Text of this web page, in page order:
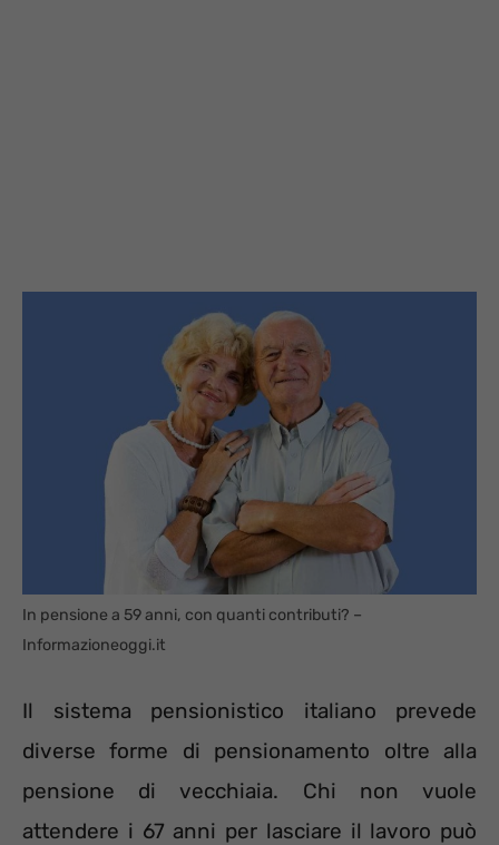
In pensione a 59 anni, con quanti contributi? –
Informazioneoggi.it
Il sistema pensionistico italiano prevede
diverse forme di pensionamento oltre alla
pensione di vecchiaia. Chi non vuole
attendere i 67 anni per lasciare il lavoro può